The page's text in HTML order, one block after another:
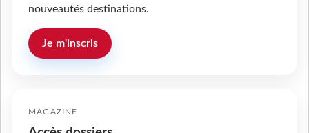
nouveautés destinations.
Je m'inscris
MAGAZINE